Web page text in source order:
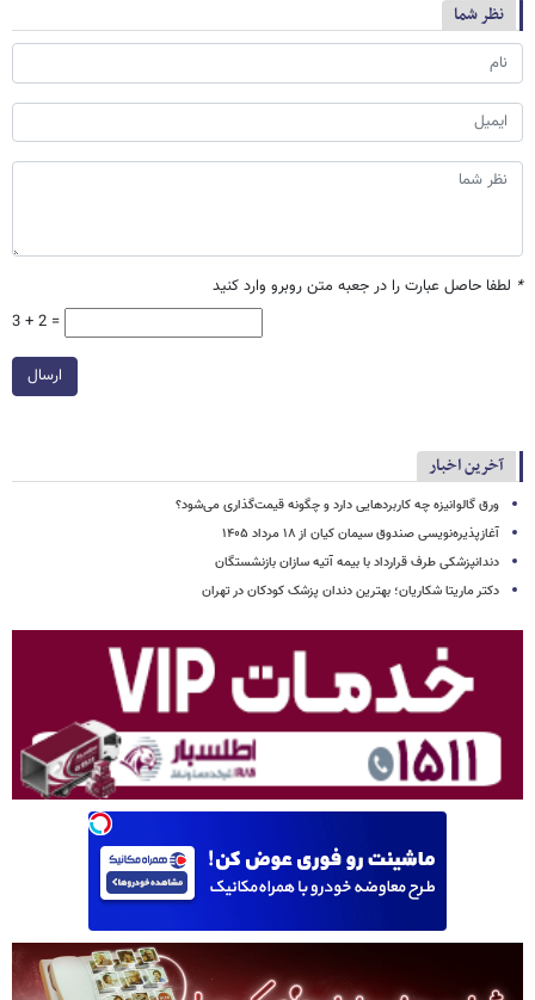
نظر شما
* لطفا حاصل عبارت را در جعبه متن روبرو وارد کنید
3 + 2 =
ارسال
آخرین اخبار
ورق گالوانیزه چه کاربردهایی دارد و چگونه قیمت‌گذاری می‌شود؟
آغازپذیره‌نویسی صندوق سیمان کیان از ۱۸ مرداد ۱۴۰۵
دندانپزشکی طرف قرارداد با بیمه آتیه سازان بازنشستگان
دکتر ماریتا شکاریان؛ بهترین دندان پزشک کودکان در تهران